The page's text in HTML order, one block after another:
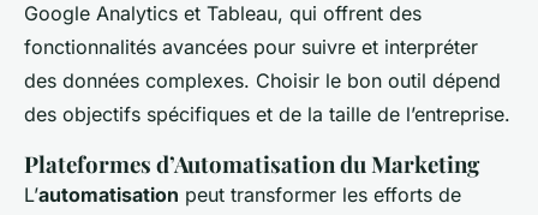
Google Analytics et Tableau, qui offrent des
fonctionnalités avancées pour suivre et interpréter
des données complexes. Choisir le bon outil dépend
des objectifs spécifiques et de la taille de l’entreprise.
Plateformes d’Automatisation du Marketing
L’automatisation peut transformer les efforts de